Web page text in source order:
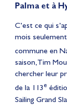
Palma et à
C’est ce qui
mois
commune en
saison, Tim
chercher leur
de la 113e
Sailing Grand